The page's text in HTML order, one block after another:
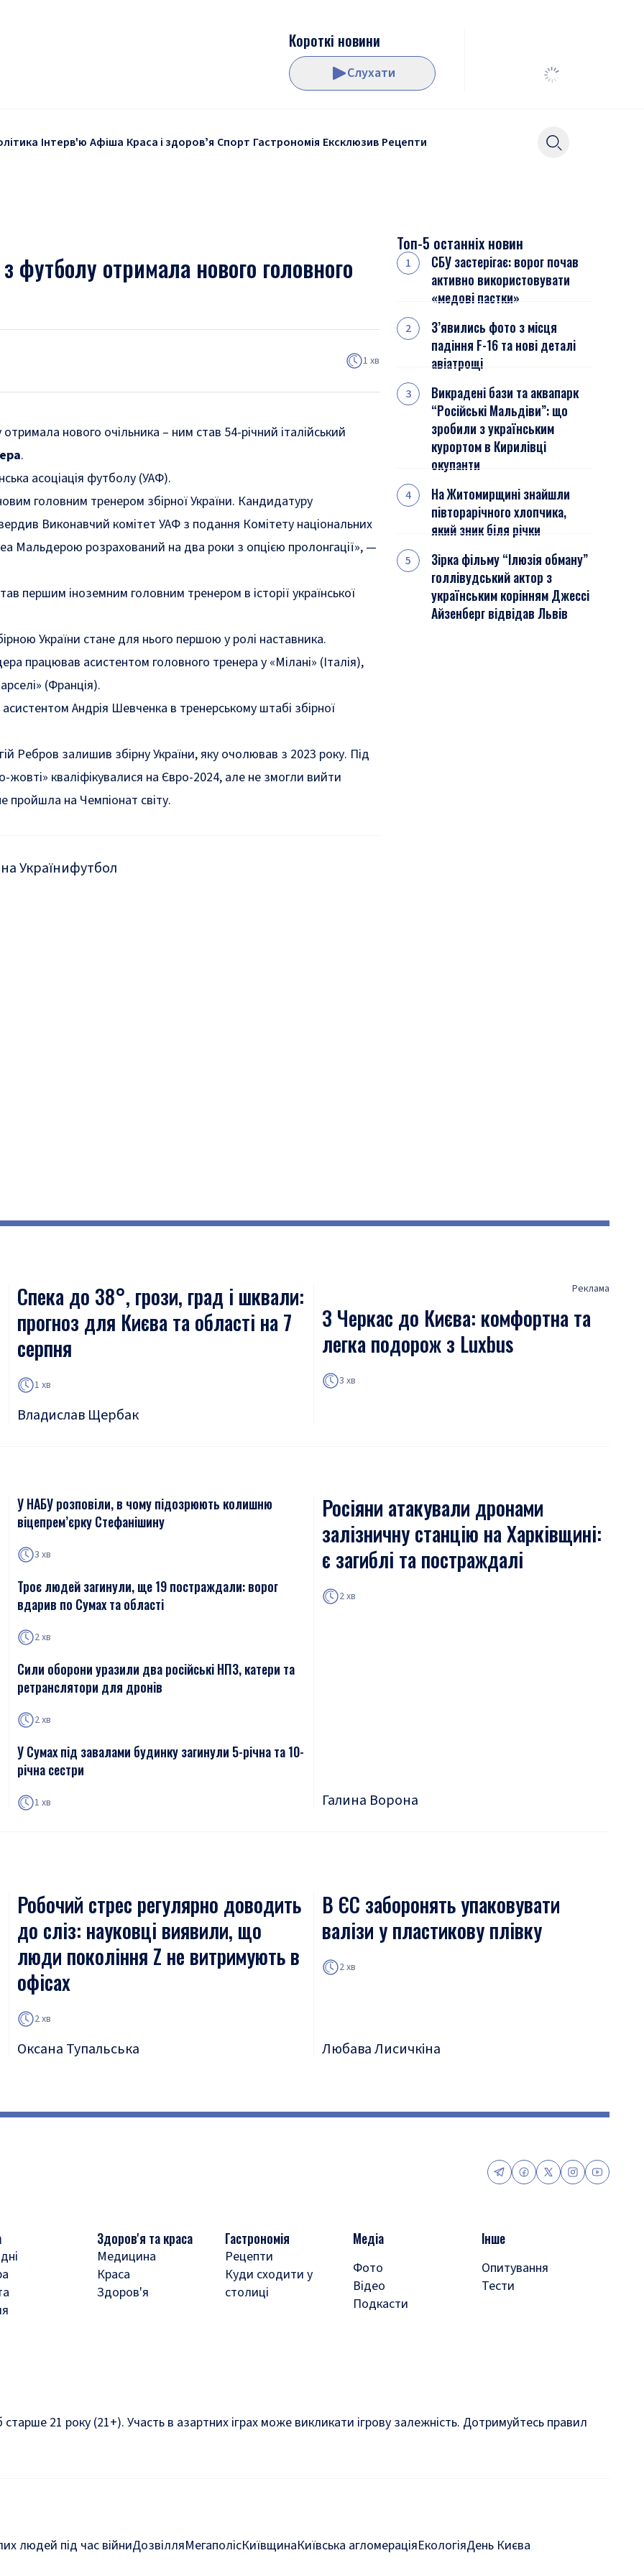
Короткі новини
Слухати
Інтерв'ю Афіша Краса і здоровʼя Спорт Гастрономія Ексклюзив Рецепти
футболу отримала нового головного
1 хв
нового очільника – ним став 54-річний італійський
.
асоціація футболу (УАФ).
головним тренером збірної України. Кандидатуру
Виконавчий комітет УАФ з подання Комітету національних
Мальдерою розрахований на два роки з опцією пролонгації», —
першим іноземним головним тренером в історії української
України стане для нього першою у ролі наставника.
працював асистентом головного тренера у «Мілані» (Італія),
(Франція).
Андрія Шевченка в тренерському штабі збірної
Ребров залишив збірну України, яку очолював з 2023 року. Під
жовті» кваліфікувалися на Євро-2024, але не змогли вийти
пройшла на Чемпіонат світу.
Українифутбол
Топ-5 останніх новин
СБУ застерігає: ворог почав
активно використовувати
«медові пастки»
З’явились фото з місця
падіння F-16 та нові деталі
авіатрощі
Викрадені бази та аквапарк
“Російські Мальдіви”: що
зробили з українським
курортом в Кирилівці
окупанти
На Житомирщині знайшли
півторарічного хлопчика,
який зник біля річки
Зірка фільму “Ілюзія обману”
голлівудський актор з
українським корінням Джессі
Айзенберг відвідав Львів
Спека до 38°, грози, град і шквали:
прогноз для Києва та області на 7
серпня
1 хв
Владислав Щербак
Реклама
З Черкас до Києва: комфортна та
легка подорож з Luxbus
3 хв
У НАБУ розповіли, в чому підозрюють колишню
віцепрем’єрку Стефанішину
3 хв
Троє людей загинули, ще 19 постраждали: ворог
вдарив по Сумах та області
2 хв
Сили оборони уразили два російські НПЗ, катери та
ретранслятори для дронів
2 хв
У Сумах під завалами будинку загинули 5-річна та 10-
річна сестри
1 хв
Росіяни атакували дронами
залізничну станцію на Харківщині:
є загиблі та постраждалі
2 хв
Галина Ворона
Робочий стрес регулярно доводить
до сліз: науковці виявили, що
люди покоління Z не витримують в
офісах
2 хв
Оксана Тупальська
В ЄС заборонять упаковувати
валізи у пластикову плівку
2 хв
Любава Лисичкіна
Здоров'я та краса
Медицина
Краса
Здоров'я
Гастрономія
Рецепти
Куди сходити у
столиці
Медіа
Фото
Відео
Подкасти
Інше
Опитування
Тести
21 року (21+). Участь в азартних іграх може викликати ігрову залежність. Дотримуйтесь правил
людей під час війниДозвілляМегаполісКиївщинаКиївська агломераціяЕкологіяДень Києва